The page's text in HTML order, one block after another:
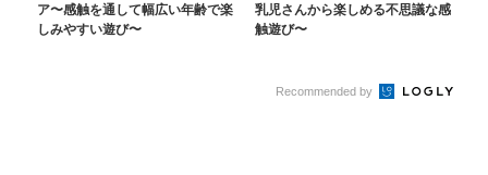
ア〜感触を通して幅広い年齢で楽
しみやすい遊び〜
乳児さんから楽しめる不思議な感
触遊び〜
Recommended by